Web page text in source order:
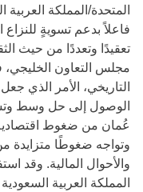
المتحدة/المملكة
فاعلاً بدعم تسويةٍ للنزاع
تعقيدًا وتعددًا من حيث
مجلس التعاون
التاريخي، الأمر الذي
الوصول إلى حل وسط
عُمان من ضغوط
وتواجه ضغوطًا متزايدة
والأحوال المالية. وقد
المملكة العربية